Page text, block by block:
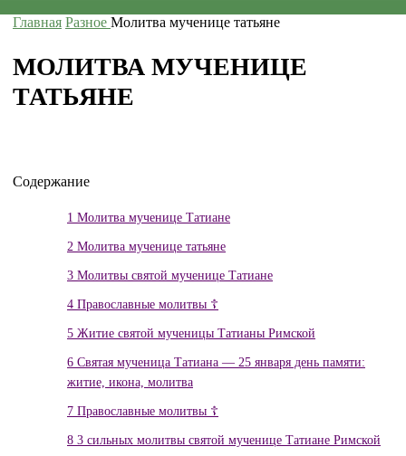
Главная Разное Молитва мученице татьяне
МОЛИТВА МУЧЕНИЦЕ
ТАТЬЯНЕ
Содержание
1 Молитва мученице Татиане
2 Молитва мученице татьяне
3 Молитвы святой мученице Татиане
4 Православные молитвы ☦
5 Житие святой мученицы Татианы Римской
6 Святая мученица Татиана — 25 января день памяти:
житие, икона, молитва
7 Православные молитвы ☦
8 3 сильных молитвы святой мученице Татиане Римской